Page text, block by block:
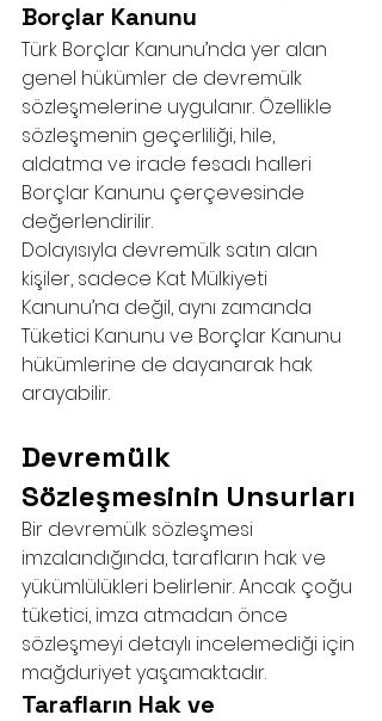
Borçlar Kanunu
Türk Borçlar Kanunu’nda yer alan
genel hükümler de devremülk
sözleşmelerine uygulanır. Özellikle
sözleşmenin geçerliliği, hile,
aldatma ve irade fesadı halleri
Borçlar Kanunu çerçevesinde
değerlendirilir.
Dolayısıyla devremülk satın alan
kişiler, sadece Kat Mülkiyeti
Kanunu’na değil, aynı zamanda
Tüketici Kanunu ve Borçlar Kanunu
hükümlerine de dayanarak hak
arayabilir.
Devremülk
Sözleşmesinin Unsurları
Bir devremülk sözleşmesi
imzalandığında, tarafların hak ve
yükümlülükleri belirlenir. Ancak çoğu
tüketici, imza atmadan önce
sözleşmeyi detaylı incelemediği için
mağduriyet yaşamaktadır.
Tarafların Hak ve